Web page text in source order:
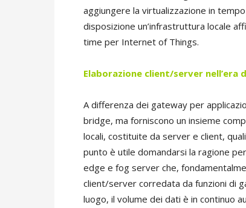
aggiungere la virtualizzazione in
disposizione un’infrastruttura locale
time per Internet of Things.
Elaborazione client/server nell’era
A differenza dei gateway per
bridge, ma forniscono un insieme
locali, costituite da server e client,
punto è utile domandarsi la ragione
edge e fog server che,
client/server corredata da funzioni di
luogo, il volume dei dati è in continuo